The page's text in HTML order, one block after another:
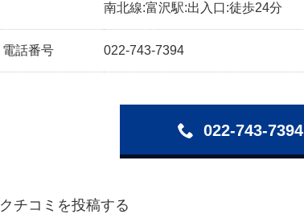
南北線:富沢駅:出入口:徒歩24分
電話番号 022-743-7394
022-743-7394
クチコミを投稿する